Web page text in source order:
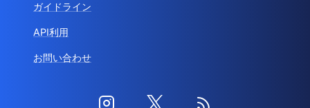
ガイドライン
API利用
お問い合わせ